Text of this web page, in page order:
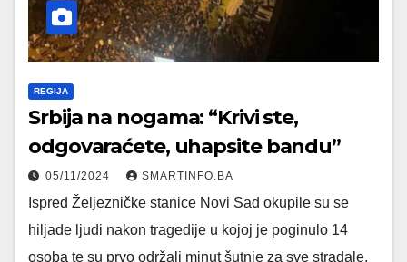
REGIJA
Srbija na nogama: “Krivi ste,
odgovaraćete, uhapsite bandu”
05/11/2024 SMARTINFO.BA
Ispred Željezničke stanice Novi Sad okupile su se
hiljade ljudi nakon tragedije u kojoj je poginulo 14
osoba te su prvo održali minut šutnje za sve stradale.